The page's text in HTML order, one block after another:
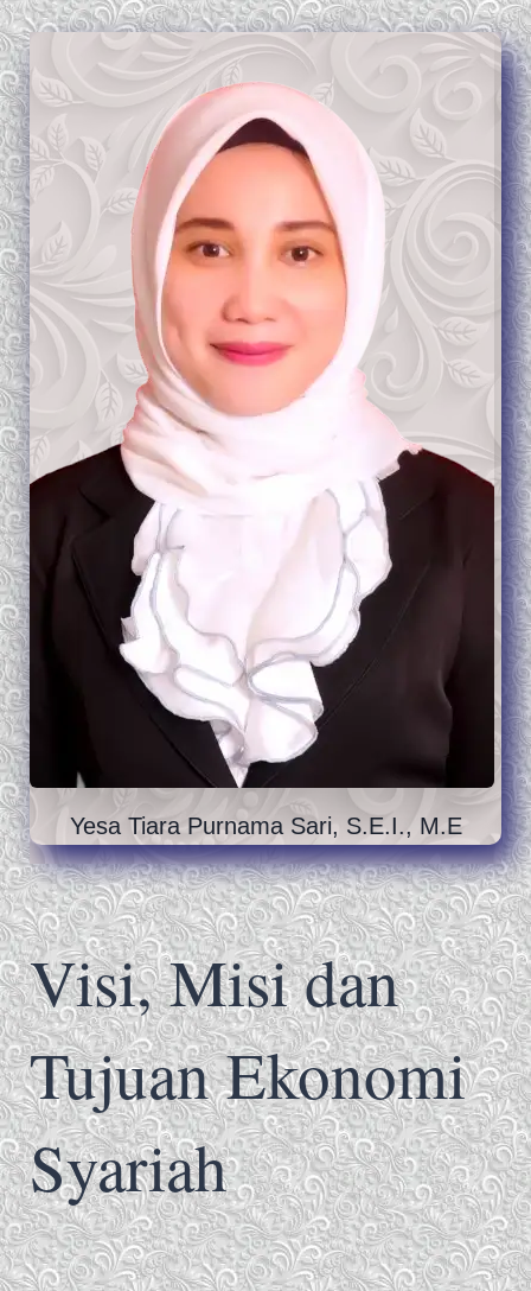
Visi, Misi dan
Tujuan Ekonomi
Syariah
Yesa Tiara Purnama Sari, S.E.I., M.E